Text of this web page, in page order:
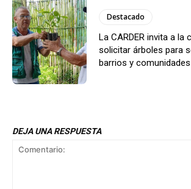
Destacado
La CARDER invita a la
solicitar árboles para
barrios y comunidades
DEJA UNA RESPUESTA